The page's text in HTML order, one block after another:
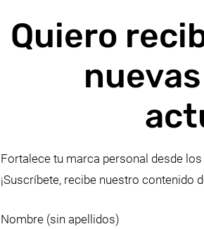
Quiero
Fortalece tu marca personal desde
¡Suscríbete, recibe nuestro contenido
Nombre (sin apellidos)